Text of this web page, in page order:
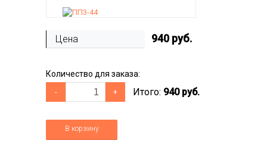
Цена 940 руб.
Количество для заказа:
- + Итого: 940 руб.
В корзину